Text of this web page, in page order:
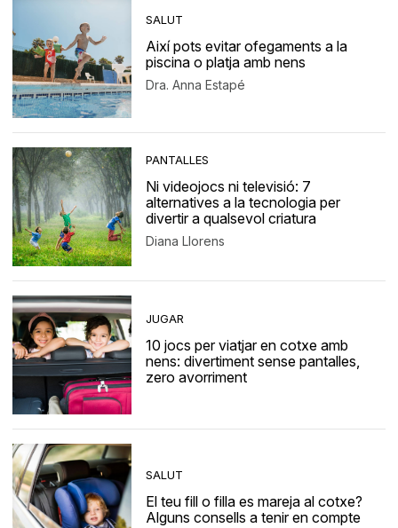
SALUT
Així pots evitar ofegaments a la
piscina o platja amb nens
Dra. Anna Estapé
PANTALLES
Ni videojocs ni televisió: 7
alternatives a la tecnologia per
divertir a qualsevol criatura
Diana Llorens
JUGAR
10 jocs per viatjar en cotxe amb
nens: divertiment sense pantalles,
zero avorriment
SALUT
El teu fill o filla es mareja al cotxe?
Alguns consells a tenir en compte